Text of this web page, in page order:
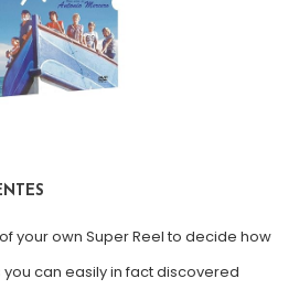
your own Super Reel to decide how
can easily in fact discovered